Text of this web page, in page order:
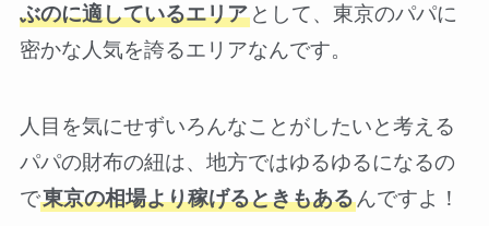
ぶのに適しているエリアとして、東京のパパに
密かな人気を誇るエリアなんです。
人目を気にせずいろんなことがしたいと考える
パパの財布の紐は、地方ではゆるゆるになるの
で東京の相場より稼げるときもあるんですよ！